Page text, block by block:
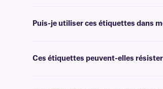
Puis-je utiliser ces étiquettes dans
Ces étiquettes peuvent-elles